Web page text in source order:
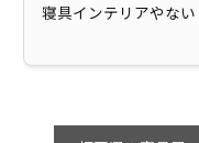
寝具インテリアやない